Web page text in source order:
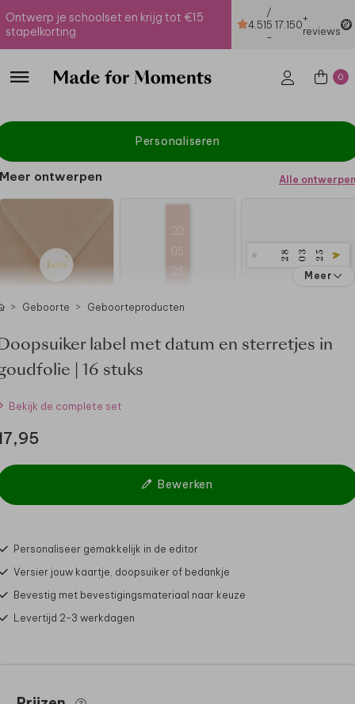
Ontwerp je schoolset en krijg tot €15
stapelkorting
4.51
/
5
-
17.150+
reviews
0
Personaliseren
Meer ontwerpen Alle ontwerpen
Meer
Geboorte Geboorteproducten
label met datum en sterretjes in
| 16 stuks
Bekijk de complete set
Bewerken
Personaliseer gemakkelijk in de editor
Versier jouw kaartje, doopsuiker of bedankje
Bevestig met bevestigingsmateriaal naar keuze
Levertijd 2-3 werkdagen